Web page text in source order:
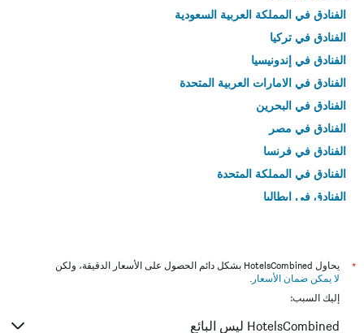
الفنادق في المملكة العربية السعودية
الفنادق في تركيا
الفنادق في إندونيسيا
الفنادق في الامارات العربية المتحدة
الفنادق في البحرين
الفنادق في مصر
الفنادق في فرنسا
الفنادق في المملكة المتحدة
الفنادق في إيطاليا
*
يحاول HotelsCombined بشكل دائم الحصول على الأسعار الدقيقة، ولكن
لا يمكن ضمان الأسعار .
إليك السبب:
HotelsCombined ليس البائع